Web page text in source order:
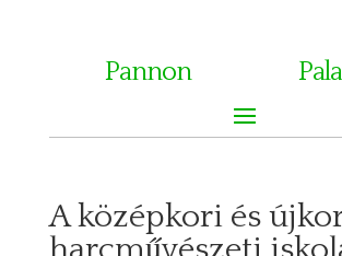
Pannon
A középkori és